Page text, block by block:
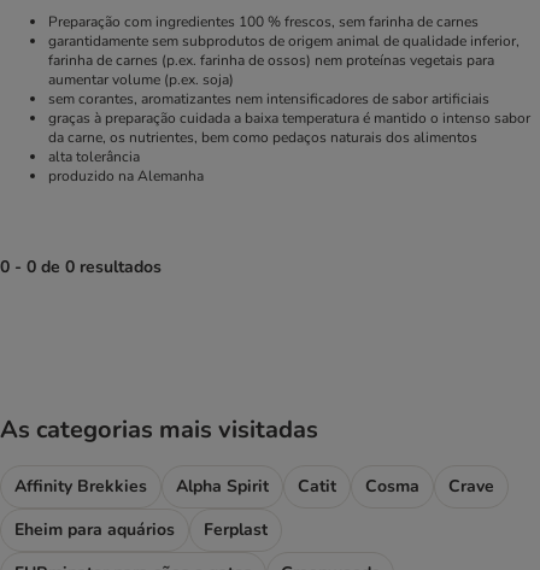
Preparação com ingredientes 100 % frescos, sem farinha de carnes
garantidamente sem subprodutos de origem animal de qualidade inferior,
farinha de carnes (p.ex. farinha de ossos) nem proteínas vegetais para
aumentar volume (p.ex. soja)
sem corantes, aromatizantes nem intensificadores de sabor artificiais
graças à preparação cuidada a baixa temperatura é mantido o intenso sabor
da carne, os nutrientes, bem como pedaços naturais dos alimentos
alta tolerância
produzido na Alemanha
0 - 0 de 0 resultados
As categorias mais visitadas
Affinity Brekkies Alpha Spirit Catit Cosma
Crave
Eheim para aquários
Ferplast